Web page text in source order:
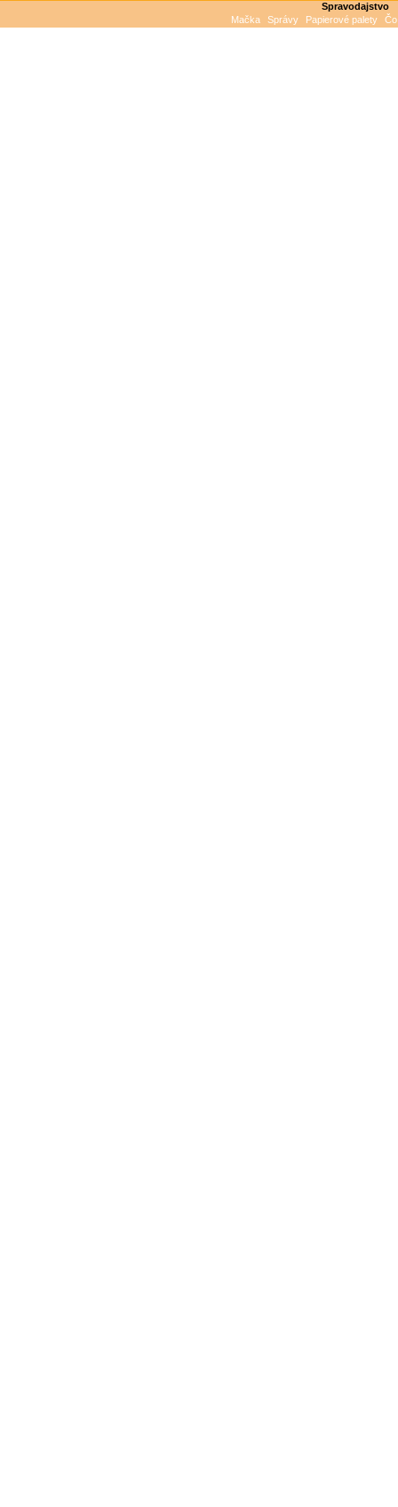
Spravodajstvo
Mačka
Správy Papierové palety